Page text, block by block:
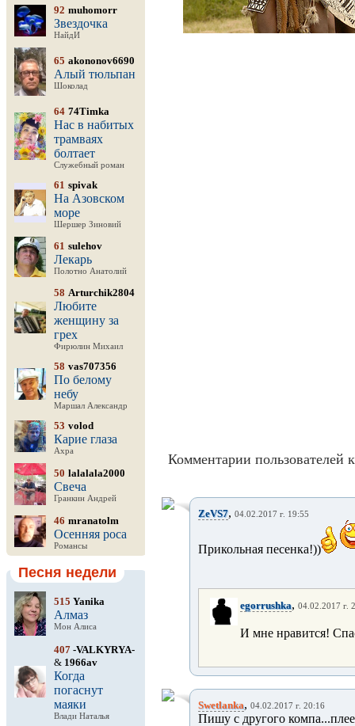
92 muhomorr
Звездочка
НайдИ
65 akononov6690
Алый тюльпан
Шоколад
64 74Timka
Нас в набитых
трамваях
болтает
Служебный роман
61 spivak
На Азовском
море
Шершер Зиновий
61 sulehov
Лекарь
Полотно Анатолий
58 Arturchik2804
Любите
женщину за
грех
Фирюлин Михаил
58 vas707356
По белому
небу
Маршал Александр
53 volod
Карие глаза
Ахра
50 lalalala2000
Свеча
Гранкин Андрей
46 mranatolm
Осенняя роса
Романсы
Песня недели
515 Yanika
Алмаз
Мон Алиса
407 -VALKYRYA-
& 1966av
Когда
погаснут
маяки
Влади Наталья
Комментарии пользователей
ZeVS7, 04.02.2017 г. 19:55
Прикольная песенка!))
egorrushka, 04.02.2017 г.
И мне нравится!
Swetlanka, 04.02.2017 г. 20:16
Пишу с другого